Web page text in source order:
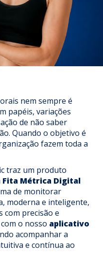
nem sempre é
papéis, variações
de não saber
Quando o objetivo é
fazem toda a
traz um produto
Fita Métrica Digital
de monitorar
moderna e inteligente,
com precisão e
o nosso aplicativo
acompanhar a
e contínua ao